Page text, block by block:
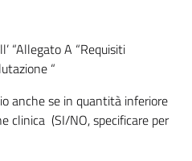
“Allegato A “Requisiti
“
anche se in quantità inferiore
clinica (SI/NO, specificare per